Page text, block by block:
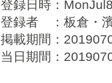
登録日時：
登録者 ：板倉・
掲載期間：
当日期間：